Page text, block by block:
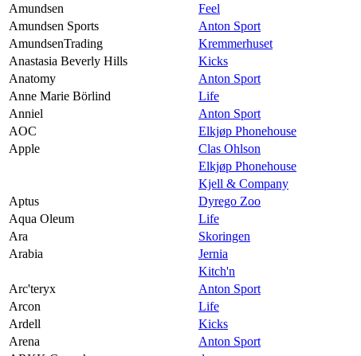
Amundsen
Feel
Amundsen Sports
Anton Sport
AmundsenTrading
Kremmerhuset
Anastasia Beverly Hills
Kicks
Anatomy
Anton Sport
Anne Marie Börlind
Life
Anniel
Anton Sport
AOC
Elkjøp Phonehouse
Apple
Clas Ohlson
Elkjøp Phonehouse
Kjell & Company
Aptus
Dyrego Zoo
Aqua Oleum
Life
Ara
Skoringen
Arabia
Jernia
Kitch'n
Arc'teryx
Anton Sport
Arcon
Life
Ardell
Kicks
Arena
Anton Sport